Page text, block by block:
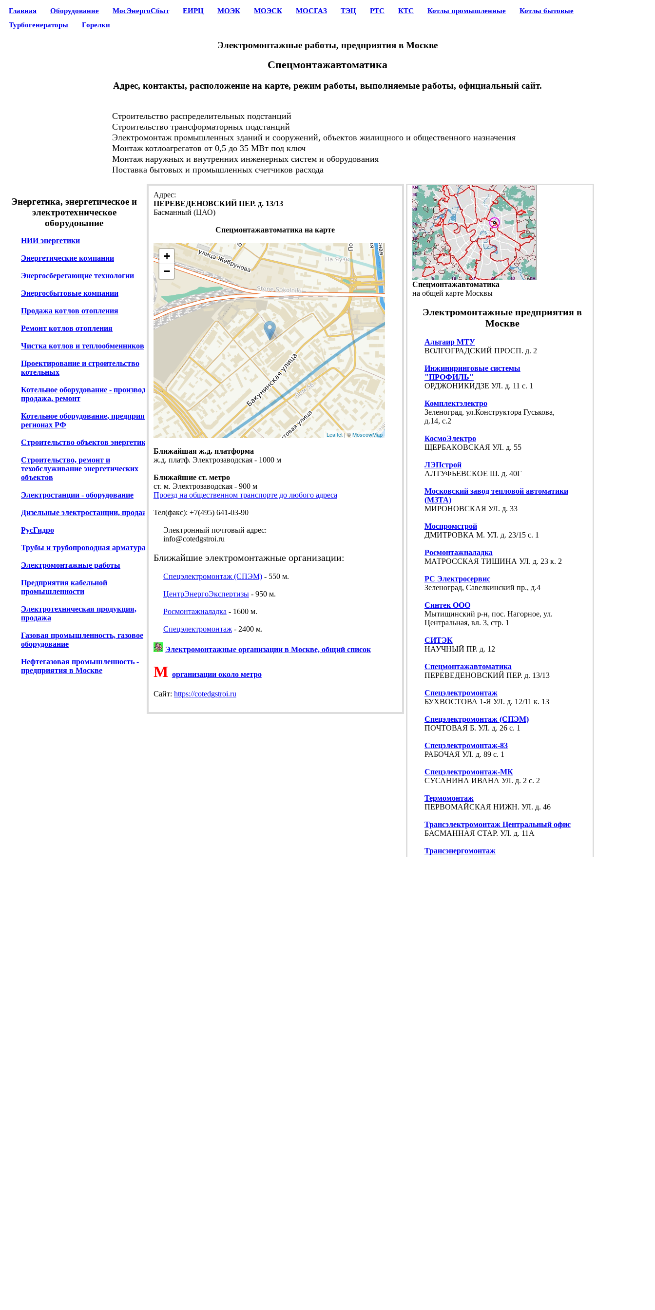
Главная Оборудование МосЭнергоСбыт ЕИРЦ МОЭК МОЭСК МОСГАЗ ТЭЦ РТС КТС Котлы промышленные
Котлы бытовые
Турбогенераторы
Горелки
Электромонтажные работы, предприятия в Москве
Спецмонтажавтоматика
Адрес, контакты, расположение на карте, режим работы, выполняемые работы, официальный сайт.
Строительство распределительных подстанций
Строительство трансформаторных подстанций
Электромонтаж промышленных зданий и сооружений, объектов жилищного и общественного назначения
Монтаж котлоагрегатов от 0,5 до 35 МВт под ключ
Монтаж наружных и внутренних инженерных систем и оборудования
Поставка бытовых и промышленных счетчиков расхода
Энергетика, энергетическое и
электротехническое
оборудование
НИИ энергетики
Энергетические компании
Энергосберегающие технологии
Энергосбытовые компании
Продажа котлов отопления
Ремонт котлов отопления
Чистка котлов и теплообменников
Проектирование и строительство
котельных
Котельное оборудование - производство,
продажа, ремонт
Котельное оборудование, предприятия в
регионах РФ
Строительство объектов энергетики
Строительство, ремонт и
техобслуживание энергетических
объектов
Электростанции - оборудование
Дизельные электростанции, продажа
РусГидро
Трубы и трубопроводная арматура
Электромонтажные работы
Предприятия кабельной
промышленности
Электротехническая продукция,
продажа
Газовая промышленность, газовое
оборудование
Нефтегазовая промышленность -
предприятия в Москве
Адрес:
ПЕРЕВЕДЕНОВСКИЙ ПЕР. д. 13/13
Басманный (ЦАО)
Спецмонтажавтоматика на карте
+
−
Leaflet| ©MoscowMap
Ближайшая ж.д. платформа
ж.д. платф. Электрозаводская - 1000 м
Ближайшие ст. метро
ст. м. Электрозаводская - 900 м
Проезд на общественном транспорте до любого адреса
Тел(факс): +7(495) 641-03-90
Электронный почтовый адрес:
info@cotedgstroi.ru
Ближайшие электромонтажные организации:
Спецэлектромонтаж (СПЭМ)- 550 м.
ЦентрЭнергоЭкспертизы- 950 м.
Росмонтажналадка - 1600 м.
Спецэлектромонтаж- 2400 м.
Электромонтажные организации в Москве, общий список
М организации около метро
Cайт: https://cotedgstroi.ru
Спецмонтажавтоматика
на общей карте Москвы
Электромонтажные предприятия в
Москве
Альтаир МТУ
ВОЛГОГРАДСКИЙ ПРОСП. д. 2
Инжиниринговые системы
"ПРОФИЛЬ"
ОРДЖОНИКИДЗЕ УЛ. д. 11 с. 1
Комплектэлектро
Зеленоград, ул.Конструктора Гуськова,
д.14, с.2
КосмоЭлектро
ЩЕРБАКОВСКАЯ УЛ. д. 55
ЛЭПстрой
АЛТУФЬЕВСКОЕ Ш. д. 40Г
Московский завод тепловой автоматики
(МЗТА)
МИРОНОВСКАЯ УЛ. д. 33
Моспромстрой
ДМИТРОВКА М. УЛ. д. 23/15 с. 1
Росмонтажналадка
МАТРОССКАЯ ТИШИНА УЛ. д. 23 к. 2
РС Электросервис
Зеленоград, Савелкинский пр., д.4
Синтек ООО
Мытищинский р-н, пос. Нагорное, ул.
Центральная, вл. 3, стр. 1
СИТЭК
НАУЧНЫЙ ПР. д. 12
Спецмонтажавтоматика
ПЕРЕВЕДЕНОВСКИЙ ПЕР. д. 13/13
Спецэлектромонтаж
БУХВОСТОВА 1-Я УЛ. д. 12/11 к. 13
Спецэлектромонтаж (СПЭМ)
ПОЧТОВАЯ Б. УЛ. д. 26 с. 1
Спецэлектромонтаж-83
РАБОЧАЯ УЛ. д. 89 с. 1
Спецэлектромонтаж-МК
СУСАНИНА ИВАНА УЛ. д. 2 с. 2
Термомонтаж
ПЕРВОМАЙСКАЯ НИЖН. УЛ. д. 46
Трансэлектромонтаж Центральный офис
БАСМАННАЯ СТАР. УЛ. д. 11А
Трансэнергомонтаж